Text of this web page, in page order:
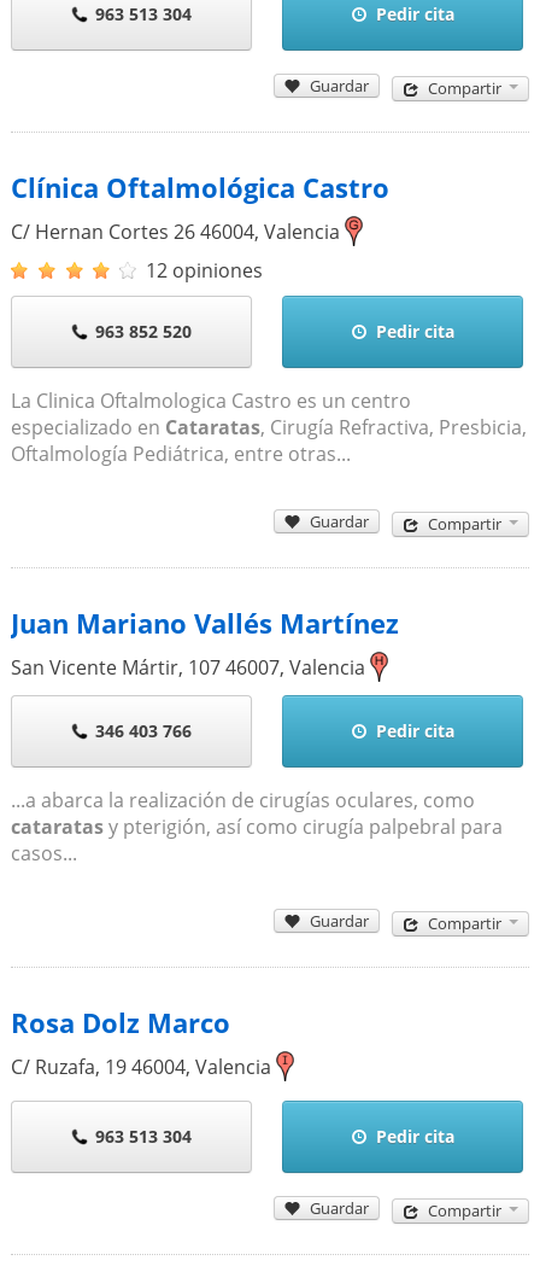
963 513 304 Pedir cita
Guardar Compartir
Clínica Oftalmológica Castro
C/ Hernan Cortes 2646004, Valencia
12 opiniones
963 852 520 Pedir cita
La Clinica Oftalmologica Castro es un centro
especializado en Cataratas, Cirugía Refractiva, Presbicia,
Oftalmología Pediátrica, entre otras...
Guardar Compartir
Juan Mariano Vallés Martínez
San Vicente Mártir, 10746007, Valencia
346 403 766 Pedir cita
...a abarca la realización de cirugías oculares, como
cataratasy pterigión, así como cirugía palpebral para
casos...
Guardar Compartir
Rosa Dolz Marco
C/ Ruzafa, 1946004, Valencia
963 513 304 Pedir cita
Guardar Compartir